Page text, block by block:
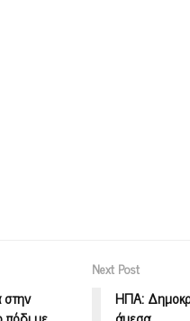
Next Post
ΗΠΑ: